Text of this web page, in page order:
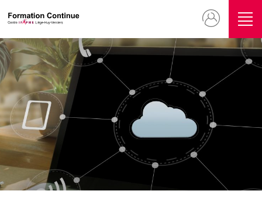
au
contenu
principal
Menu
du
compte
de
l'utilisateur
Image